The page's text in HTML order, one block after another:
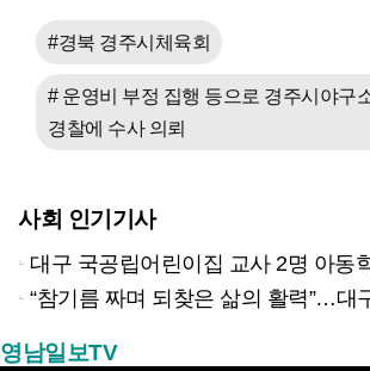
#경북 경주시체육회
# 운영비 부정 집행 등으로 경주시야구
경찰에 수사 의뢰
사회 인기기사
대구 국공립어린이집 교사 2명 아동
“참기름 짜며 되찾은 삶의 활력”…대구 중구 ‘마실방앗간’
영남일보TV